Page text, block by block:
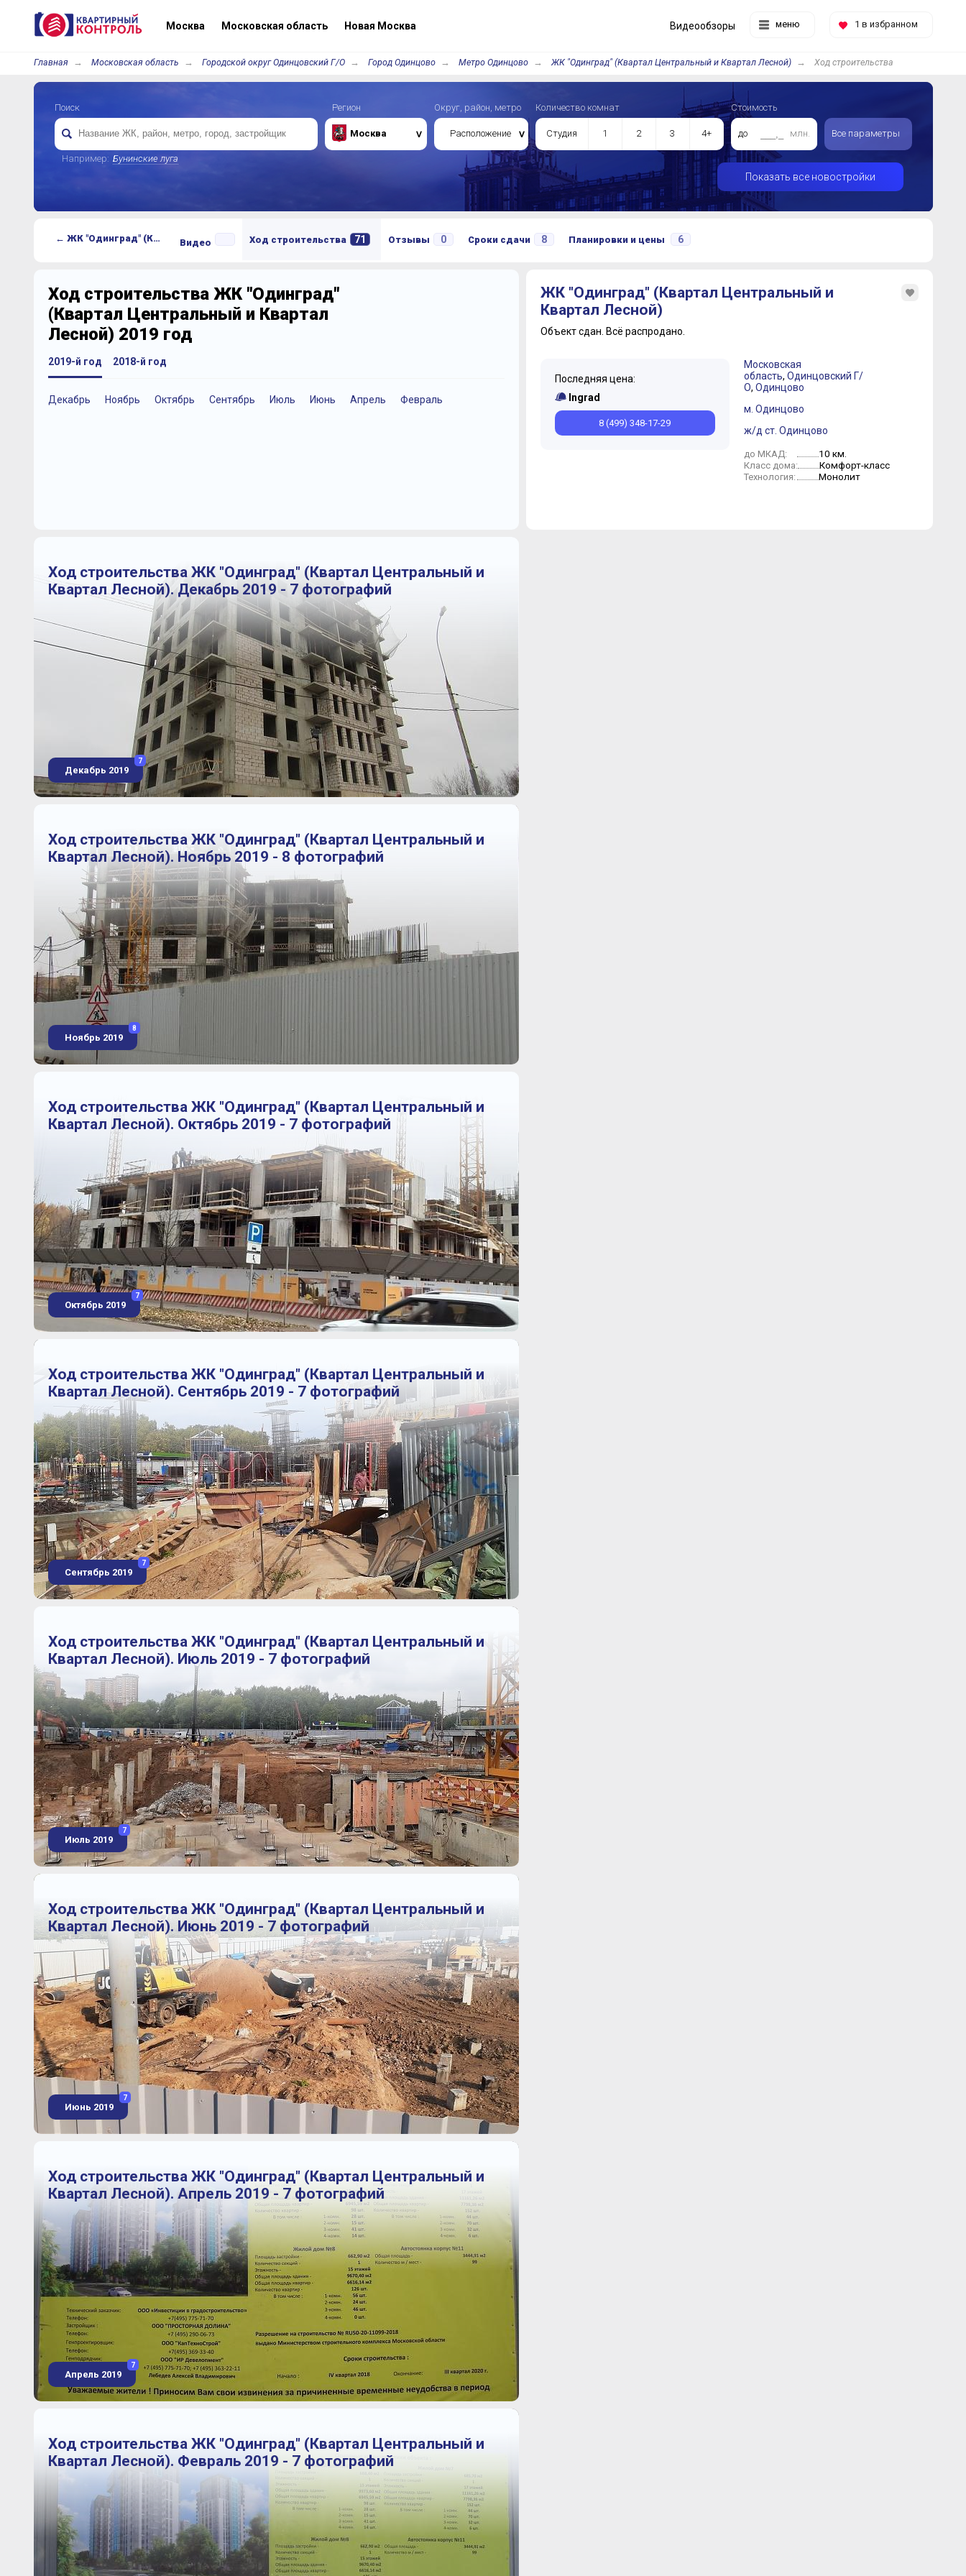
Москва Московская область Новая Москва меню 1 в избранном
Видеообзоры
Главная Московская область Городской округ Одинцовский Г/О Город Одинцово Метро Одинцово ЖК "Одинград" (Квартал Центральный и Квартал Лесной) Ход строительства
Поиск
Например: Бунинские луга
Регион
Москва
Округ, район, метро
Расположение
Количество комнат
Студия 1 2 3 4+
Стоимость
до млн. Все параметры
Показать все новостройки
← ЖК "Одинград" (Квартал Центральный и Квартал Лесной) Видео Ход строительства 71 Отзывы 0 Сроки сдачи 8 Планировки и цены 6
Ход строительства ЖК "Одинград"
(Квартал Центральный и Квартал
Лесной) 2019 год
2019-й год
Декабрь Ноябрь Октябрь Сентябрь Июль Июнь Апрель Февраль
2018-й год
Декабрь Сентябрь
Ход строительства ЖК "Одинград" (Квартал Центральный и
Квартал Лесной). Декабрь 2019 - 7 фотографий
Декабрь 2019
7
Ход строительства ЖК "Одинград" (Квартал Центральный и
Квартал Лесной). Ноябрь 2019 - 8 фотографий
Ноябрь 2019
8
Ход строительства ЖК "Одинград" (Квартал Центральный и
Квартал Лесной). Октябрь 2019 - 7 фотографий
Октябрь 2019
7
Ход строительства ЖК "Одинград" (Квартал Центральный и
Квартал Лесной). Сентябрь 2019 - 7 фотографий
Сентябрь 2019
7
Ход строительства ЖК "Одинград" (Квартал Центральный и
Квартал Лесной). Июль 2019 - 7 фотографий
Июль 2019
7
Ход строительства ЖК "Одинград" (Квартал Центральный и
Квартал Лесной). Июнь 2019 - 7 фотографий
Июнь 2019
7
Ход строительства ЖК "Одинград" (Квартал Центральный и
Квартал Лесной). Апрель 2019 - 7 фотографий
Апрель 2019
7
Ход строительства ЖК "Одинград" (Квартал Центральный и
Квартал Лесной). Февраль 2019 - 7 фотографий
ЖК "Одинград" (Квартал Центральный и
Квартал Лесной)
Объект сдан. Всё распродано.
Последняя цена:
Ingrad
8 (499) 348-17-29
Московская
область, Одинцовский Г/
О, Одинцово
м. Одинцово
ж/д ст. Одинцово
до МКАД: 10 км.
Класс дома: Комфорт-класс
Технология: Монолит